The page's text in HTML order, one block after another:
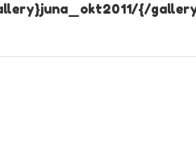
{/